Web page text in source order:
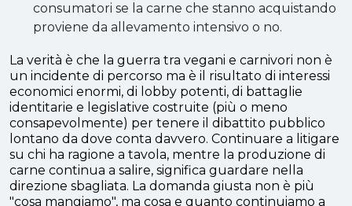
consumatori se la carne che stanno acquistando
proviene da allevamento intensivo o no.
La verità è che la guerra tra vegani e carnivori non è
un incidente di percorso ma è il risultato di interessi
economici enormi, di lobby potenti, di battaglie
identitarie e legislative costruite (più o meno
consapevolmente) per tenere il dibattito pubblico
lontano da dove conta davvero. Continuare a litigare
su chi ha ragione a tavola, mentre la produzione di
carne continua a salire, significa guardare nella
direzione sbagliata. La domanda giusta non è più
"cosa mangiamo", ma cosa e quanto continuiamo a